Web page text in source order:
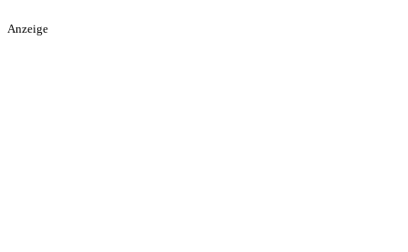
Anzeige